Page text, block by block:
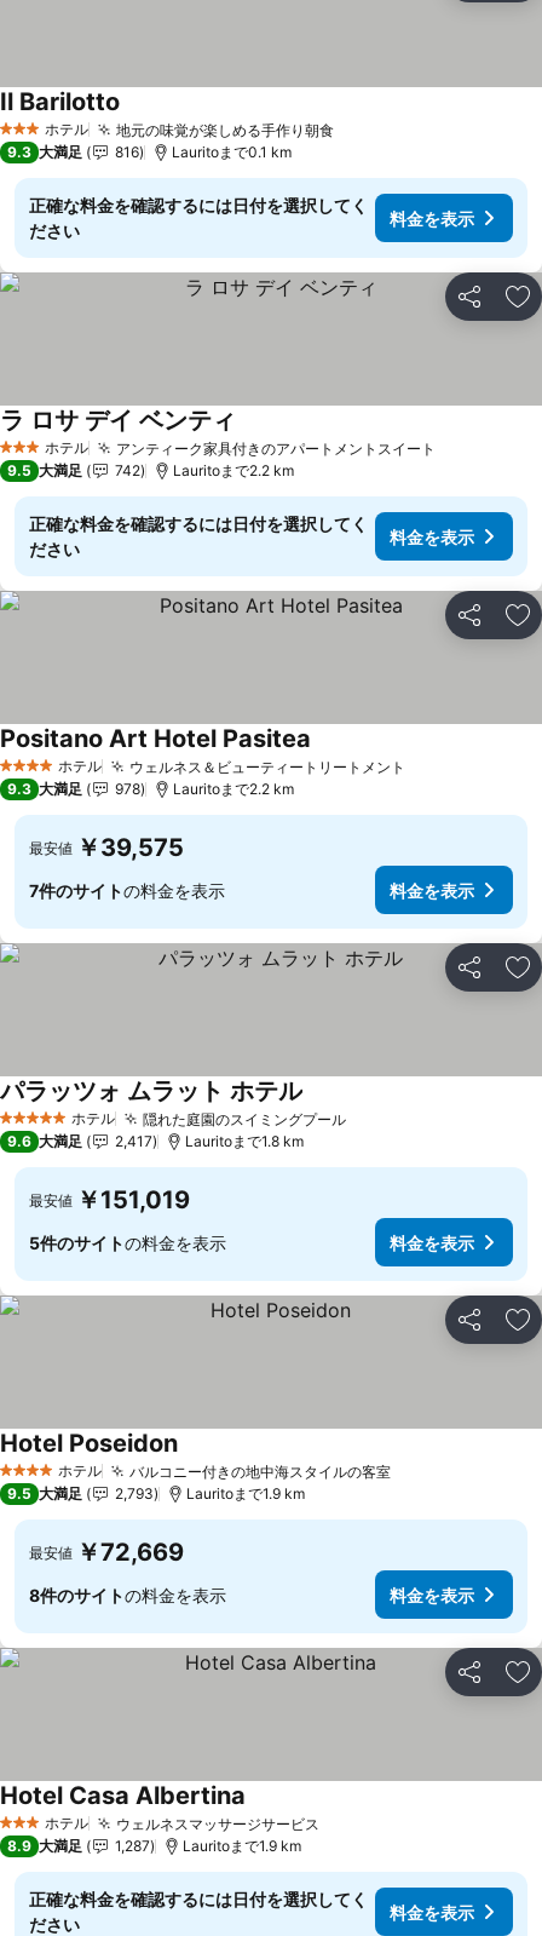
3 ホテルのランク
ホテル 地元の味覚が楽しめる手作り朝食
Il Barilotto
9.3 大満足 816 Lauritoまで0.1 km
正確な料金を確認するには日付を選択してく
ださい
料金を表示
シェア お
3 ホテルのランク
ホテル アンティーク家具付きのアパートメントスイート
ラ ロサ デイ ベンティ
9.5 大満足 742 Lauritoまで2.2 km
正確な料金を確認するには日付を選択してく
ださい
料金を表示
シェア お
4 ホテルのランク
ホテル ウェルネス＆ビューティートリートメント
Positano Art Hotel Pasitea
9.3 大満足 978 Lauritoまで2.2 km
最安値 ￥39,575
7件のサイトの料金を表示 料金を表示
シェア お
5 ホテルのランク
ホテル 隠れた庭園のスイミングプール
パラッツォ ムラット ホテル
9.6 大満足 2,417 Lauritoまで1.8 km
最安値 ￥151,019
5件のサイトの料金を表示 料金を表示
シェア お
4 ホテルのランク
ホテル バルコニー付きの地中海スタイルの客室
Hotel Poseidon
9.5 大満足 2,793 Lauritoまで1.9 km
最安値 ￥72,669
8件のサイトの料金を表示 料金を表示
シェア お
3 ホテルのランク
ホテル ウェルネスマッサージサービス
Hotel Casa Albertina
8.9 大満足 1,287 Lauritoまで1.9 km
正確な料金を確認するには日付を選択してく
ださい
料金を表示